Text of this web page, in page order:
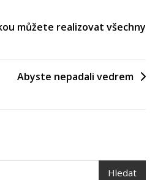
můžete realizovat všechny
Abyste nepadali vedrem
Hledat